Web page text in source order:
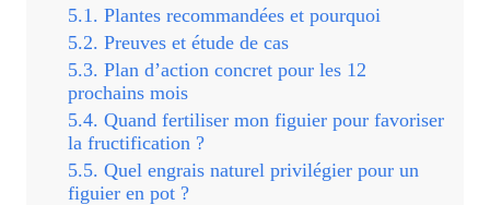
Plantes recommandées et pourquoi
Preuves et étude de cas
Plan d’action concret pour les 12
prochains mois
Quand fertiliser mon figuier pour favoriser
la fructification ?
Quel engrais naturel privilégier pour un
figuier en pot ?